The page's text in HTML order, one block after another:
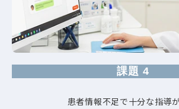
課題 4
患者情報不足で十分な指導